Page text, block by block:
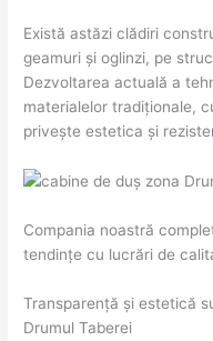
Există astăzi clădiri
geamuri și oglinzi, pe
Dezvoltarea actuală a
materialelor tradiționale,
privește estetica și
Compania noastră
tendințe cu lucrări de
Transparență și estetică
Drumul Taberei